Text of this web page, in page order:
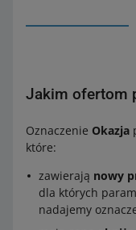
Jakim ofertom
Oznaczenie Okazja
które:
zawierają nowy
dla których
nadajemy